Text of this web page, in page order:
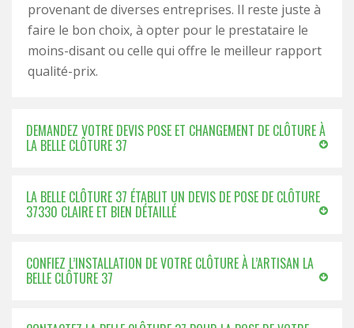
provenant de diverses entreprises. Il reste juste à
faire le bon choix, à opter pour le prestataire le
moins-disant ou celle qui offre le meilleur rapport
qualité-prix.
DEMANDEZ VOTRE DEVIS POSE ET CHANGEMENT DE CLÔTURE À
LA BELLE CLÔTURE 37
LA BELLE CLÔTURE 37 ÉTABLIT UN DEVIS DE POSE DE CLÔTURE
37330 CLAIRE ET BIEN DÉTAILLÉ
CONFIEZ L’INSTALLATION DE VOTRE CLÔTURE À L’ARTISAN LA
BELLE CLÔTURE 37